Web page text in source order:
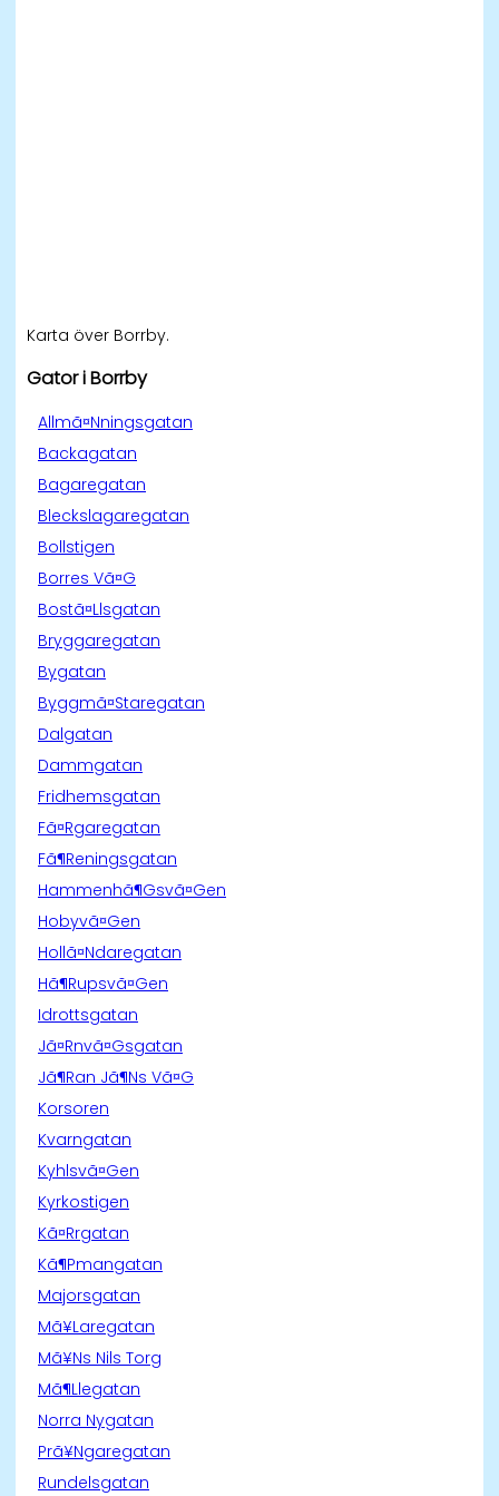
Karta över Borrby.
Gator i Borrby
Allmã¤Nningsgatan
Backagatan
Bagaregatan
Bleckslagaregatan
Bollstigen
Borres Vã¤G
Bostã¤Llsgatan
Bryggaregatan
Bygatan
Byggmã¤Staregatan
Dalgatan
Dammgatan
Fridhemsgatan
Fã¤Rgaregatan
Fã¶Reningsgatan
Hammenhã¶Gsvã¤Gen
Hobyvã¤Gen
Hollã¤Ndaregatan
Hã¶Rupsvã¤Gen
Idrottsgatan
Jã¤Rnvã¤Gsgatan
Jã¶Ran Jã¶Ns Vã¤G
Korsoren
Kvarngatan
Kyhlsvã¤Gen
Kyrkostigen
Kã¤Rrgatan
Kã¶Pmangatan
Majorsgatan
Mã¥Laregatan
Mã¥Ns Nils Torg
Mã¶Llegatan
Norra Nygatan
Prã¥Ngaregatan
Rundelsgatan